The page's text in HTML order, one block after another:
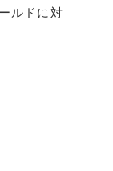
ルドに対